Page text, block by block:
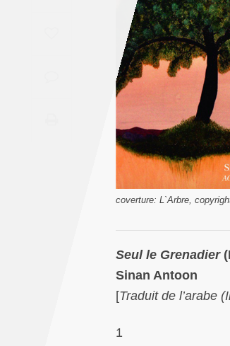
coverture: L`Arbre,
Seul le Grenadier
Sinan Antoon
[Traduit de l’arabe
1